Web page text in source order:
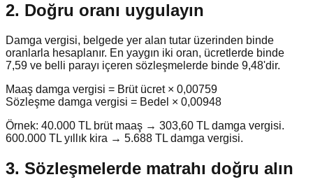
2. Doğru oranı uygulayın
Damga vergisi, belgede yer alan tutar üzerinden binde
oranlarla hesaplanır. En yaygın iki oran, ücretlerde binde
7,59 ve belli parayı içeren sözleşmelerde binde 9,48'dir.
Maaş damga vergisi = Brüt ücret × 0,00759
Sözleşme damga vergisi = Bedel × 0,00948
Örnek: 40.000 TL brüt maaş → 303,60 TL damga vergisi.
600.000 TL yıllık kira → 5.688 TL damga vergisi.
3. Sözleşmelerde matrahı doğru alın